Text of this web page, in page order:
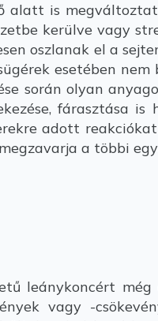
alatt is
kerülve vagy
oszlanak el a
esetében
során olyan
fárasztása
adott
a többi
leánykoncért
vagy -